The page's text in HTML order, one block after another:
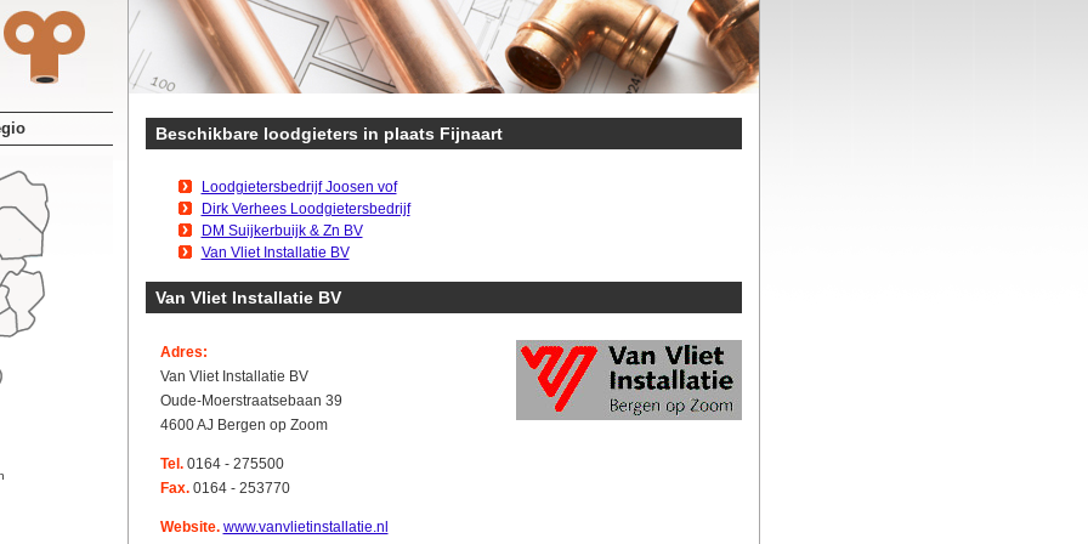
Beschikbare loodgieters in plaats Fijnaart
Loodgietersbedrijf Joosen vof
Dirk Verhees Loodgietersbedrijf
DM Suijkerbuijk & Zn BV
Van Vliet Installatie BV
Van Vliet Installatie BV
Adres:
Van Vliet Installatie BV
Oude-Moerstraatsebaan 39
4600 AJ Bergen op Zoom
Tel.0164 - 275500
Fax.0164 - 253770
Website. www.vanvlietinstallatie.nl